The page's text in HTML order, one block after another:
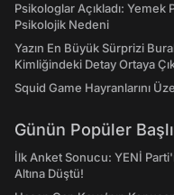
Psikologlar Açıkladı: Yemek
Psikolojik Nedeni
Yazın En Büyük Sürprizi
Kimliğindeki Detay Ortaya
Squid Game Hayranlarını
Günün Popüler
İlk Anket Sonucu: YENİ
Altına Düştü!